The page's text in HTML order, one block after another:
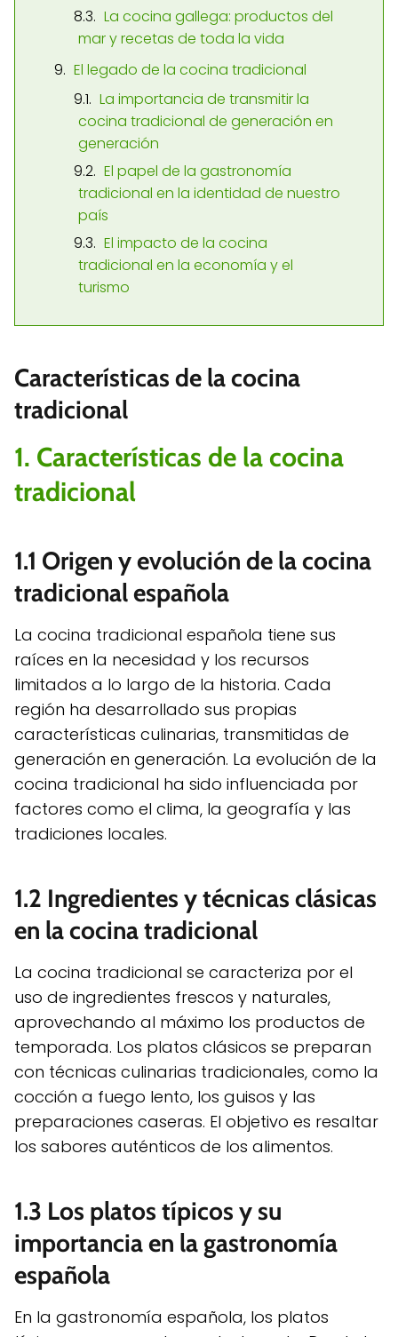
La cocina gallega: productos del
mar y recetas de toda la vida
El legado de la cocina tradicional
La importancia de transmitir la
cocina tradicional de generación en
generación
El papel de la gastronomía
tradicional en la identidad de nuestro
país
El impacto de la cocina
tradicional en la economía y el
turismo
Características de la cocina
tradicional
1. Características de la cocina
tradicional
1.1 Origen y evolución de la cocina
tradicional española
La cocina tradicional española tiene sus
raíces en la necesidad y los recursos
limitados a lo largo de la historia. Cada
región ha desarrollado sus propias
características culinarias, transmitidas de
generación en generación. La evolución de la
cocina tradicional ha sido influenciada por
factores como el clima, la geografía y las
tradiciones locales.
1.2 Ingredientes y técnicas clásicas
en la cocina tradicional
La cocina tradicional se caracteriza por el
uso de ingredientes frescos y naturales,
aprovechando al máximo los productos de
temporada. Los platos clásicos se preparan
con técnicas culinarias tradicionales, como la
cocción a fuego lento, los guisos y las
preparaciones caseras. El objetivo es resaltar
los sabores auténticos de los alimentos.
1.3 Los platos típicos y su
importancia en la gastronomía
española
En la gastronomía española, los platos